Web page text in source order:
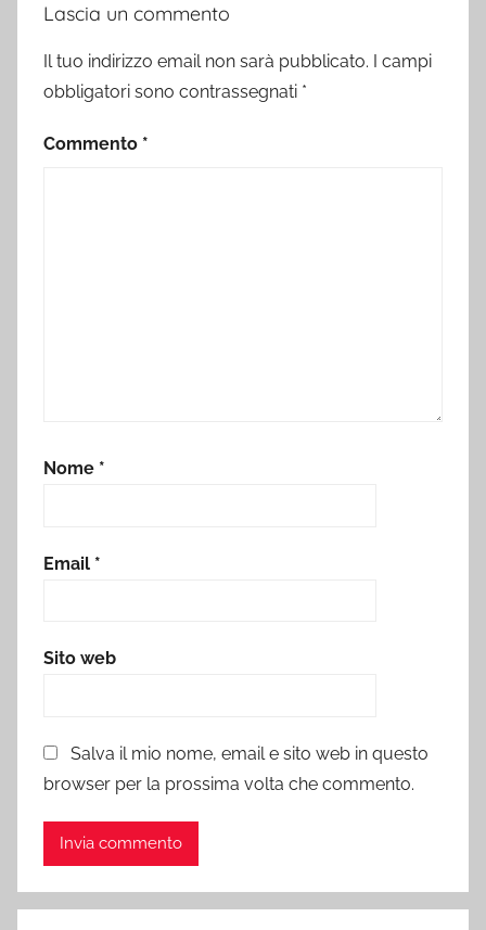
Lascia un commento
Il tuo indirizzo email non sarà pubblicato.
I campi
obbligatori sono contrassegnati *
Commento *
Nome *
Email *
Sito web
Salva il mio nome, email e sito web in questo
browser per la prossima volta che commento.